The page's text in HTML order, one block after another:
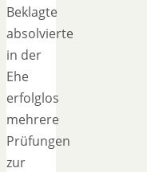
Beklagte
absolvierte
in der
Ehe
erfolglos
mehrere
Prüfungen
zur